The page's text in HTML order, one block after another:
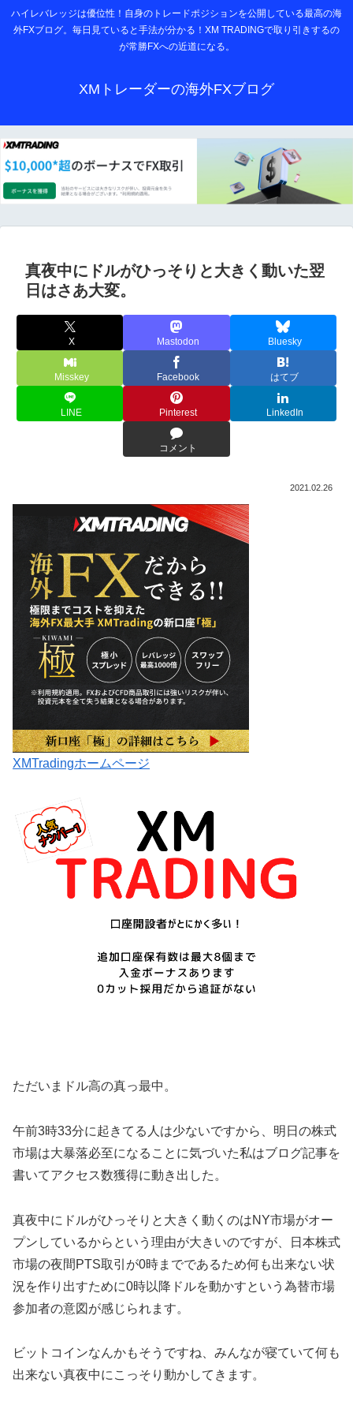
ハイレバレッジは優位性！自身のトレードポジションを公開している最高の海
外FXブログ。毎日見ていると手法が分かる！XM TRADINGで取り引きするの
が常勝FXへの近道になる。
XMトレーダーの海外FXブログ
真夜中にドルがひっそりと大きく動いた翌
日はさあ大変。
X Mastodon Bluesky
Misskey Facebook はてブ
LINE Pinterest LinkedIn
コメント
2021.02.26
XMTradingホームページ
ただいまドル高の真っ最中。
午前3時33分に起きてる人は少ないですから、明日の株式
市場は大暴落必至になることに気づいた私はブログ記事を
書いてアクセス数獲得に動き出した。
真夜中にドルがひっそりと大きく動くのはNY市場がオー
プンしているからという理由が大きいのですが、日本株式
市場の夜間PTS取引が0時までであるため何も出来ない状
況を作り出すために0時以降ドルを動かすという為替市場
参加者の意図が感じられます。
ビットコインなんかもそうですね、みんなが寝ていて何も
出来ない真夜中にこっそり動かしてきます。